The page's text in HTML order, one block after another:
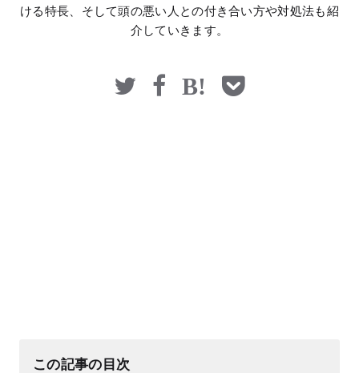
ける特長、そして頭の悪い人との付き合い方や対処法も紹
介していきます。
この記事の目次